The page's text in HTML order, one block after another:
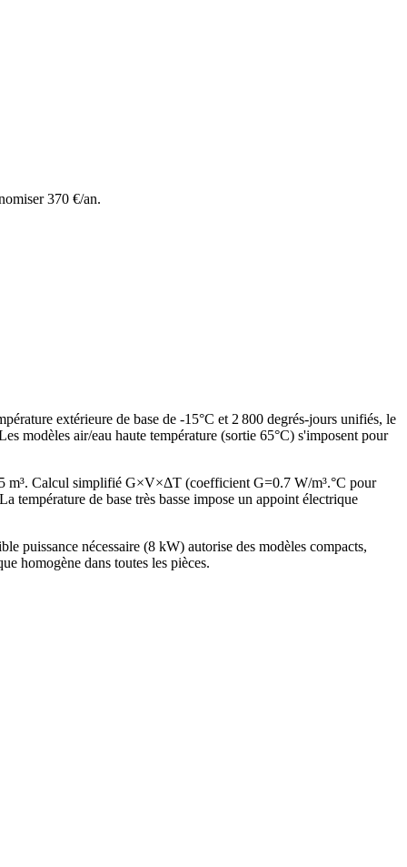
370 €/an.
extérieure de base de -15°C et 2 800 degrés-jours unifiés, le
modèles air/eau haute température (sortie 65°C) s'imposent pour
m³. Calcul simplifié G×V×ΔT (coefficient G=0.7 W/m³.°C pour
de base très basse impose un appoint électrique
puissance nécessaire (8 kW) autorise des modèles compacts,
homogène dans toutes les pièces.